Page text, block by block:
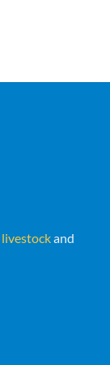
livestockand